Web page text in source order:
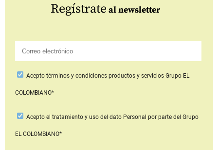
Regístrate al newsletter
Aceptotérminos y condiciones productos y serviciosGrupo EL
COLOMBIANO*
Acepto el tratamiento y uso del dato Personal por parte del Grupo
EL COLOMBIANO*